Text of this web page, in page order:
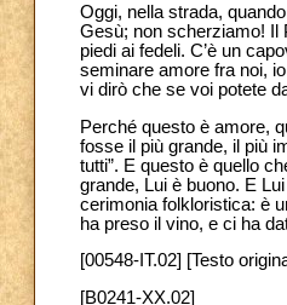
Oggi, nella strada,
Gesù; non scherziamo! Il
piedi ai fedeli. C’è un
seminare amore fra noi,
vi dirò che se voi potete
Perché questo è amore,
fosse il più grande, il più
tutti”. E questo è quello
grande, Lui è buono. E
cerimonia folkloristica: è
ha preso il vino, e ci ha
[00548-IT.02] [Testo
[B0241-XX.02]